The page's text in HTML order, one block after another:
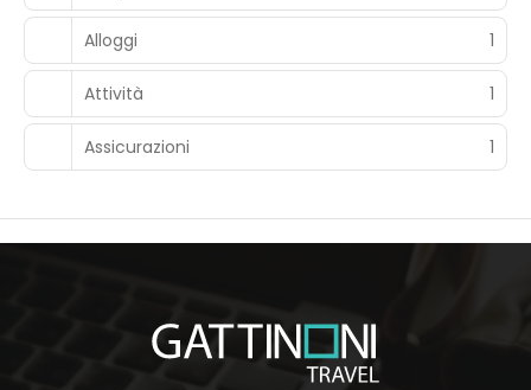
Alloggi 1
Attività 1
Assicurazioni 1